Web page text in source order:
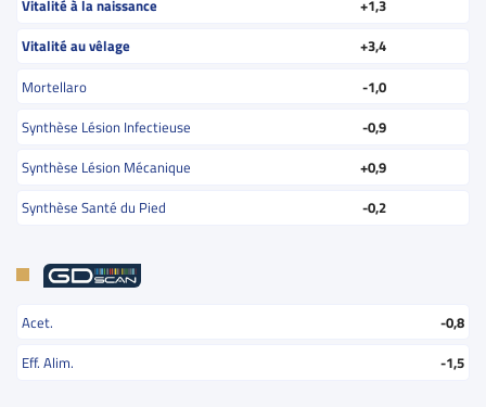
Vitalité à la naissance
+1,3
Vitalité au vêlage
+3,4
Mortellaro
-1,0
Synthèse Lésion Infectieuse
-0,9
Synthèse Lésion Mécanique
+0,9
Synthèse Santé du Pied
-0,2
Acet.
-0,8
Eff. Alim.
-1,5